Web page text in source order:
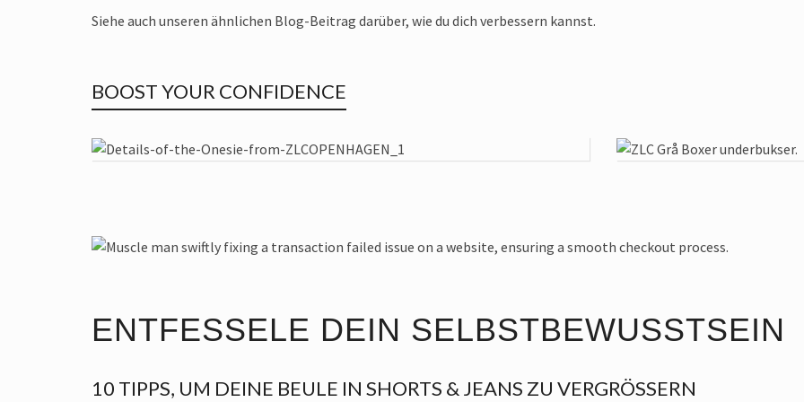
Siehe auch unseren ähnlichen Blog-Beitrag darüber, wie du dich verbessern kannst.
BOOST YOUR CONFIDENCE
ENTFESSELE DEIN SELBSTBEWUSSTSEIN
10 TIPPS, UM DEINE BEULE IN SHORTS & JEANS ZU VERGRÖSSERN